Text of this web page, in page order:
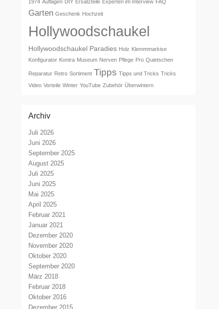
1974 Auflagen DIY Ersatzteile Experten im Interview FAQ
Garten Geschenk Hochzeit
Hollywoodschaukel
Hollywoodschaukel Paradies Holz Klemmmarkise
Konfigurator Kontra Museum Nerven Pflege Pro Quietschen
Reparatur Retro Sortiment Tipps Tipps und Tricks Tricks
Video Vorteile Winter YouTube Zubehör Überwintern
Archiv
Juli 2026
Juni 2026
September 2025
August 2025
Juli 2025
Juni 2025
Mai 2025
April 2025
Februar 2021
Januar 2021
Dezember 2020
November 2020
Oktober 2020
September 2020
März 2018
Februar 2018
Oktober 2016
Dezember 2015